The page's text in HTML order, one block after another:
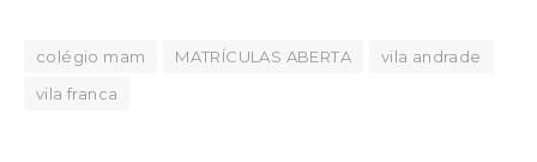
colégio mam MATRÍCULAS ABERTA
vila andrade
vila franca